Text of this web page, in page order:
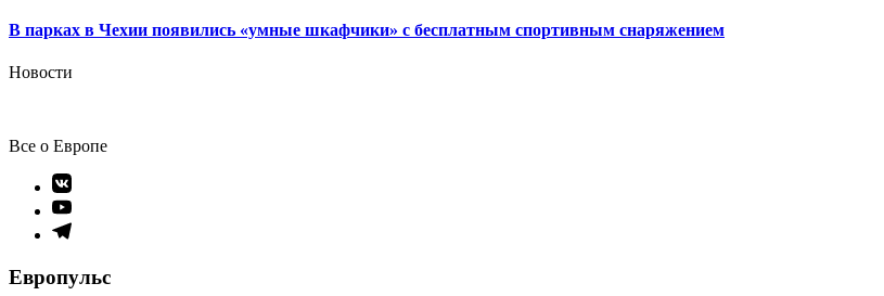
В парках в Чехии появились «умные шкафчики» с бесплатным спортивным снаряжением
Новости
Все о Европе
Элемент
меню
Элемент
меню
Элемент
Европульс